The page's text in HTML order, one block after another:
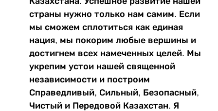
страны нужно только нам самим. Если
мы сможем сплотиться как единая
нация, мы покорим любые вершины и
достигнем всех намеченных целей. Мы
укрепим устои нашей священной
независимости и построим
Справедливый, Сильный, Безопасный,
Чистый и Передовой Казахстан. Я